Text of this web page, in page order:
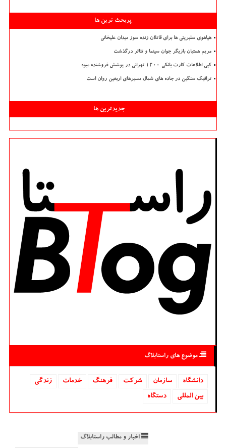
پربحث ترین ها
هیاهوی سلبریتی ها برای قاتلان زنده سوز میدان علیخانی
مریم همتیان بازیگر جوان سینما و تئاتر درگذشت
کپی اطلاعات کارت بانکی ۱۲۰۰ تهرانی در پوشش فروشنده میوه
ترافیک سنگین در جاده های شمال مسیرهای اربعین روان است
جدیدترین ها
موضوع های راستابلاگ
دانشگاه‌ سازمان شركت فرهنگ خدمات
زندگی
بین المللی
دستگاه
اخبار و مطالب راستابلاگ